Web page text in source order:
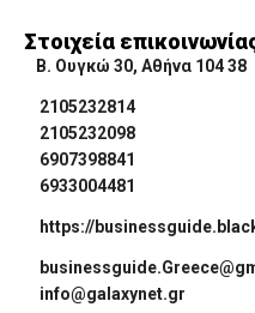
Στοιχεία
Β. Ουγκώ 30, Αθήνα 104 38
2105232814
2105232098
6907398841
6933004481
https://
info@galaxynet.gr